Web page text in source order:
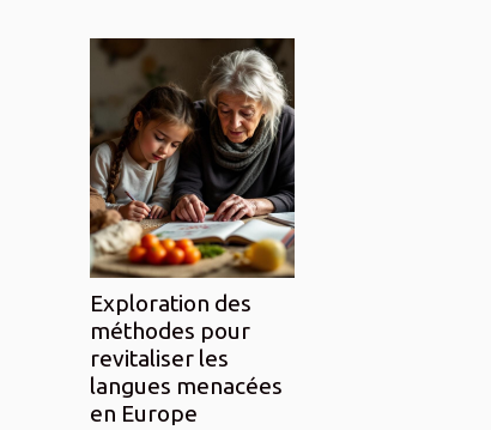
Exploration des
méthodes pour
revitaliser les
langues menacées
en Europe